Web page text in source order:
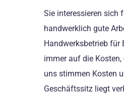
Sie interessieren sich
handwerklich gute
Handwerksbetrieb für
immer auf die
uns stimmen Kosten
Geschäftssitz liegt